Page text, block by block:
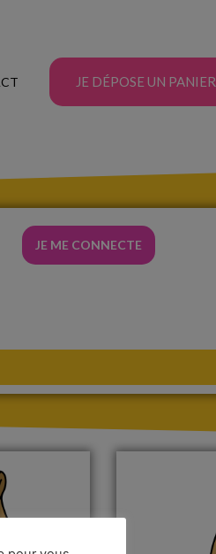
JE DÉPOSE UN PANIER
JE ME CONNECTE